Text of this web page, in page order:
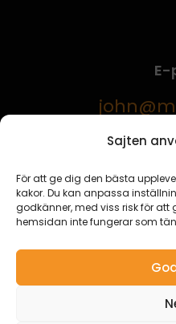
Sajten
För att ge dig den bästa
kakor. Du kan anpassa
godkänner, med viss risk för
hemsidan inte fungerar som
E-
0760-